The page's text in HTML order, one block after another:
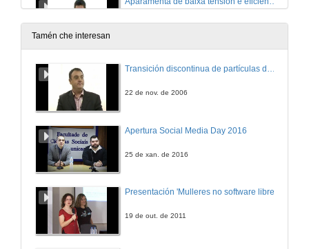
9 de feb. de 2011
Tamén che interesan
Transición discontinua de partículas de microgel termosensible
22 de nov. de 2006
Apertura Social Media Day 2016
25 de xan. de 2016
Presentación 'Mulleres no software libre'
19 de out. de 2011